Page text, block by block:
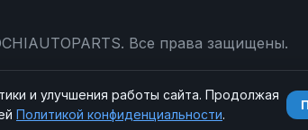
Все права защищены.
и улучшения работы сайта. Продолжая
Политикой конфиденциальности.